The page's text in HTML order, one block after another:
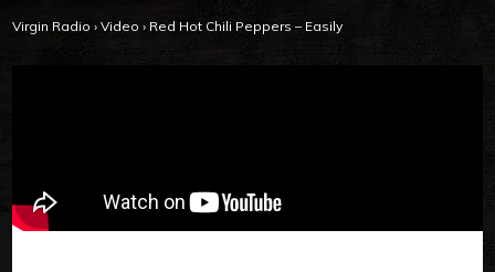
Virgin Radio › Video › Red Hot Chili Peppers – Easily